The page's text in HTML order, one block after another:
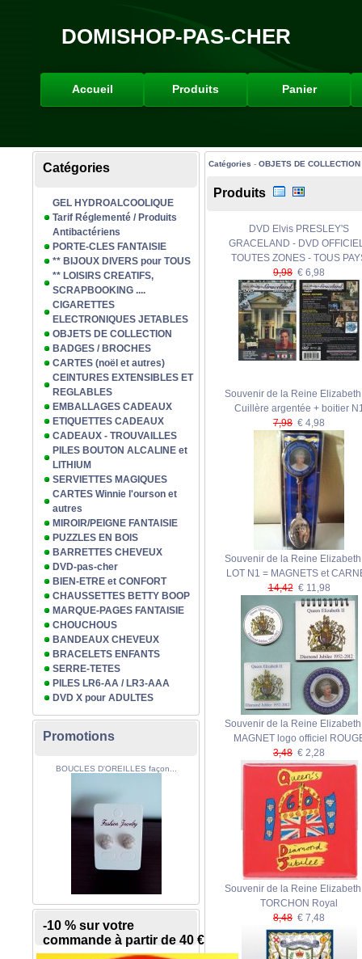
DOMISHOP-PAS-CHER
Accueil Produits Panier
Catégories
GEL HYDROALCOOLIQUE
Tarif Réglementé / Produits
Antibactériens
PORTE-CLES FANTAISIE
** BIJOUX DIVERS pour TOUS
** LOISIRS CREATIFS,
SCRAPBOOKING ....
CIGARETTES
ELECTRONIQUES JETABLES
OBJETS DE COLLECTION
BADGES / BROCHES
CARTES (noël et autres)
CEINTURES EXTENSIBLES ET
REGLABLES
EMBALLAGES CADEAUX
ETIQUETTES CADEAUX
CADEAUX - TROUVAILLES
PILES BOUTON ALCALINE et
LITHIUM
SERVIETTES MAGIQUES
CARTES Winnie l'ourson et
autres
MIROIR/PEIGNE FANTAISIE
PUZZLES EN BOIS
BARRETTES CHEVEUX
DVD-pas-cher
BIEN-ETRE et CONFORT
CHAUSSETTES BETTY BOOP
MARQUE-PAGES FANTAISIE
CHOUCHOUS
BANDEAUX CHEVEUX
BRACELETS ENFANTS
SERRE-TETES
PILES LR6-AA / LR3-AAA
DVD X pour ADULTES
Promotions
BOUCLES D'OREILLES façon...
-10 % sur votre
commande à partir de 40 €
Catégories - OBJETS DE COLLECTION
Produits
DVD Elvis PRESLEY'S
GRACELAND - DVD
TOUTES ZONES - TOUS
9,98 € 6,98
Souvenir de la Reine Elizabeth
Cuillère argentée + boitier
7,98 € 4,98
Souvenir de la Reine Elizabeth
LOT N1 = MAGNETS et
14,42€ 11,98
Souvenir de la Reine Elizabeth
MAGNET logo officiel
3,48 € 2,28
Souvenir de la Reine Elizabeth
TORCHON Royal
8,48 € 7,48